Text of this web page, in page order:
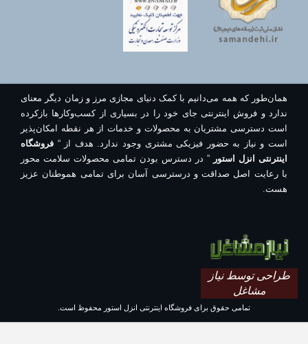
همان‌طور که همه می‌دانیم با کمک دنیای مجازی مرز و زمان دیگر معنای
ندارد و فروش اینترنتی جای خود را در بسیاری از کسب‌وکارها بازکرده
است دسترسی مشتریان به محصولات و خدمات از هر نقطه امکان‌پذیر
است و نیاز به حضور فیزیکی مشتری وجود ندارد. هدف از “ فروشگاه
اینترنتی انزل استور” در دسترس بودن تمامی محصولات سلامت محور
با رعایت اصل صداقت و درسترسی آسان برای تمامی هموطنان عزیز
هست.
طراحی توسط نیاز
مشاغل
تمامی حقوق برای فروشگاه اینترنتی انزل استور محفوظ است.